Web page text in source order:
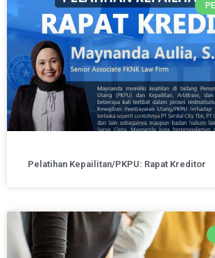
Pelatihan Kepailitan/PKPU: Rapat Kreditor